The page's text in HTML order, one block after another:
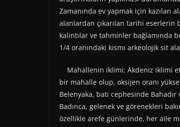
Zamanında ev yapmak için kazılan
alanlardan çıkarılan tarihi eserlerin
kalıntılar ve tahminler bağlamında
1/4 oranındaki kısmı arkeolojik sit
Mahallenin iklimi; Akdeniz iklimi
bir mahalle olup, oksijen oranı
Belenyaka, batı cephesinde
Badınca, gelenek ve görenekleri
özellikle arefe günlerinde, her aile